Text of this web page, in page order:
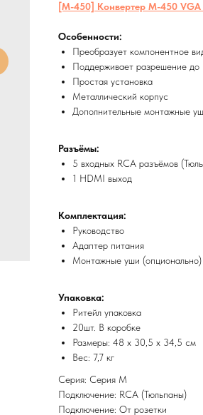
[M-450] Конвертер M-450
Особенности:
Преобразует компонентное
Поддерживает разрешение до
Простая установка
Металлический корпус
Дополнительные монтажные
Разъёмы:
5 входных RCA разъёмов
1 HDMI выход
Комплектация:
Руководство
Адаптер питания
Монтажные уши (опционально)
Упаковка:
Ритейл упаковка
20шт. В коробке
Размеры: 48 х 30,5 х 34,5 см
Вес: 7,7 кг
Серия: Серия M
Подключение: RCA (Тюльпаны)
Подключение: От розетки